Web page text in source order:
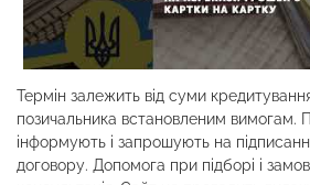
Термін залежить від суми кредитування
позичальника встановленим вимогам.
інформують і запрошують на
договору. Допомога при підборі і